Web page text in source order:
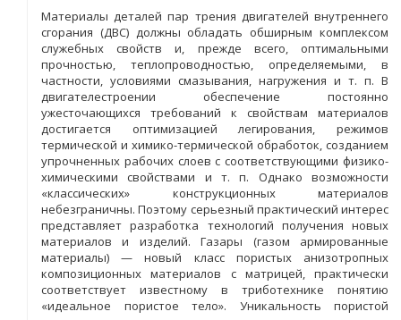
Материалы деталей пар трения двигателей внутреннего
сгорания (ДВС) должны обладать обширным комплексом
служебных свойств и, прежде всего, оптимальными
прочностью, теплопроводностью, определяемыми, в
частности, условиями смазывания, нагружения и т. п. В
двигателестроении обеспечение постоянно
ужесточающихся требований к свойствам материалов
достигается оптимизацией легирования, режимов
термической и химико-термической обработок, созданием
упрочненных рабочих слоев с соответствующими физико-
химическими свойствами и т. п. Однако возможности
«классических» конструкционных материалов
небезграничны. Поэтому серьезный практический интерес
представляет разработка технологий получения новых
материалов и изделий. Газары (газом армированные
материалы) — новый класс пористых анизотропных
композиционных материалов с матрицей, практически
соответствует известному в триботехнике понятию
«идеальное пористое тело». Уникальность пористой